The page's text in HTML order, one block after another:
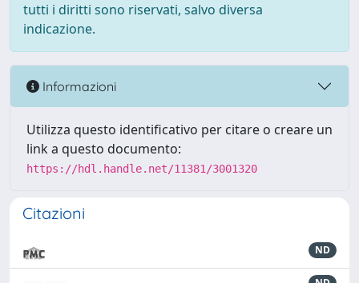
tutti i diritti sono riservati, salvo diversa
indicazione.
Informazioni
Utilizza questo identificativo per citare o creare un
link a questo documento:
https://hdl.handle.net/11381/3001320
Citazioni
ND